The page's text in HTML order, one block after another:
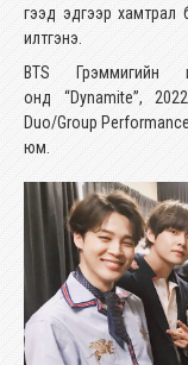
гээд эдгээр хамтрал
илтгэнэ.
BTS Грэммигийн
онд “Dynamite”,
Duo/Group
юм.